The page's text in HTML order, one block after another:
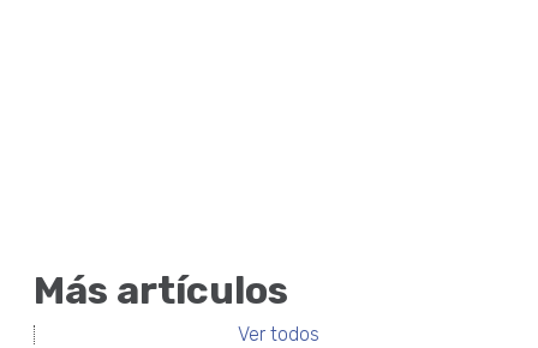
Más artículos
Ver todos